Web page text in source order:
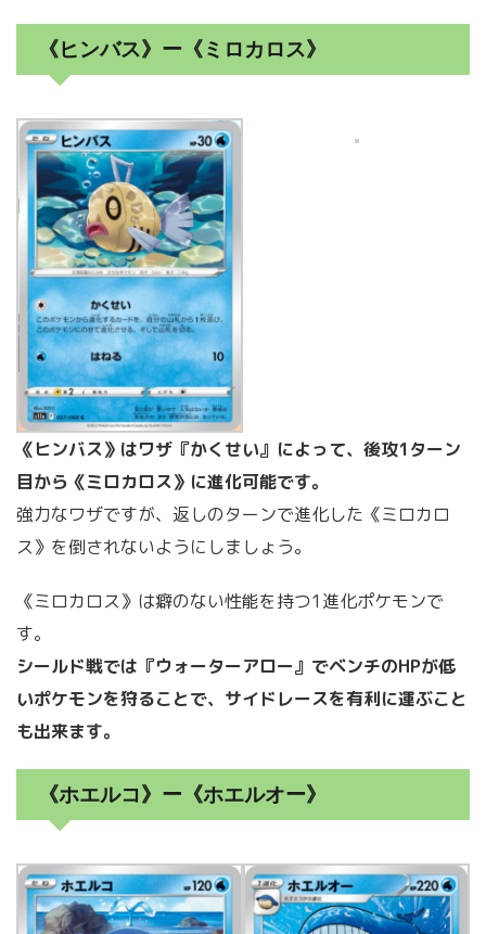
《ヒンバス》ー《ミロカロス》
《ヒンバス》はワザ『かくせい』によって、後攻1ターン
目から《ミロカロス》に進化可能です。
強力なワザですが、返しのターンで進化した《ミロカロ
ス》を倒されないようにしましょう。
《ミロカロス》は癖のない性能を持つ1進化ポケモンで
す。
シールド戦では『ウォーターアロー』でベンチのHPが低
いポケモンを狩ることで、サイドレースを有利に運ぶこと
も出来ます。
《ホエルコ》ー《ホエルオー》